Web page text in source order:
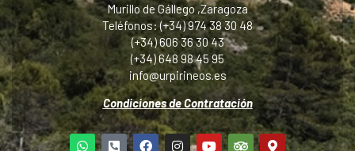
Murillo de Gállego ,Zaragoza
Teléfonos: (+34) 974 38 30 48
(+34) 606 36 30 43
(+34) 648 98 45 95
info@urpirineos.es
Condiciones de Contratación